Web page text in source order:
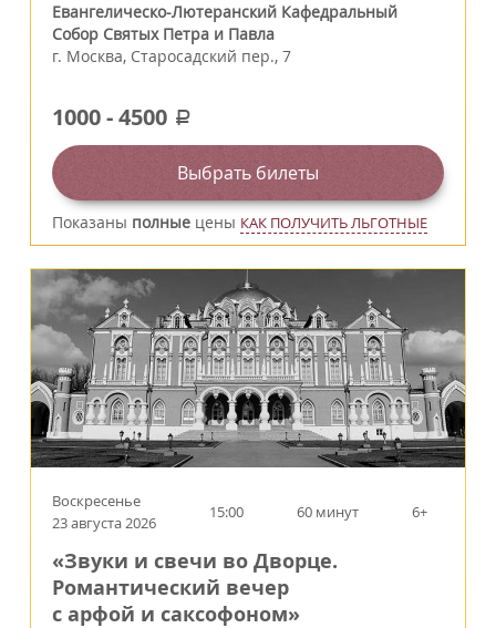
Евангелическо-Лютеранский Кафедральный
Собор Святых Петра и Павла
г. Москва, Старосадский пер., 7
1000-4500 a
Выбрать билеты
Показаны полные цены КАК ПОЛУЧИТЬ ЛЬГОТНЫЕ
Воскресенье
23 августа 2026
15:00 60 минут 6+
«Звуки и свечи во Дворце.
Романтический вечер
с арфой и саксофоном»